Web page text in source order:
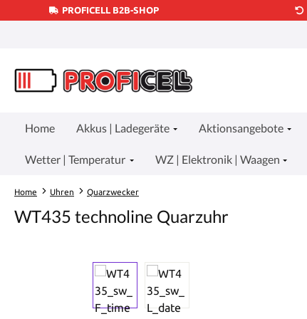
Hauptinhalt springen
Zur Suche springen
Zur Hauptnavigation springen
PROFICELL B2B-SHOP
Home Akkus | Ladegeräte Aktionsangebote
Wetter | Temperatur WZ | Elektronik | Waagen
Home Uhren Quarzwecker
WT435 technoline Quarzuhr